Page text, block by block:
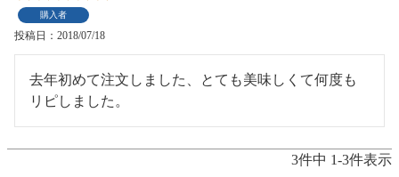
購入者
投稿日 2018/07/18
去年初めて注文しました、とても美味しくて何度も
リピしました。
3件中 1-3件表示